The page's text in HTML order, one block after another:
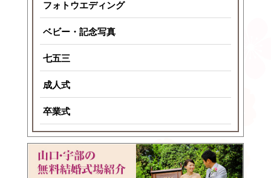
フォトウエディング
ベビー・記念写真
七五三
成人式
卒業式